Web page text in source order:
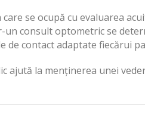
se ocupă cu evaluarea
consult optometric se
de contact adaptate fiecărui
ajută la menținerea unei